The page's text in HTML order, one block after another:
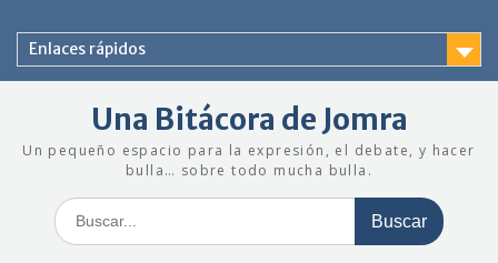
contenido
Enlaces rápidos
Una Bitácora de Jomra
Un pequeño espacio para la expresión, el debate, y hacer
bulla… sobre todo mucha bulla.
Buscar: